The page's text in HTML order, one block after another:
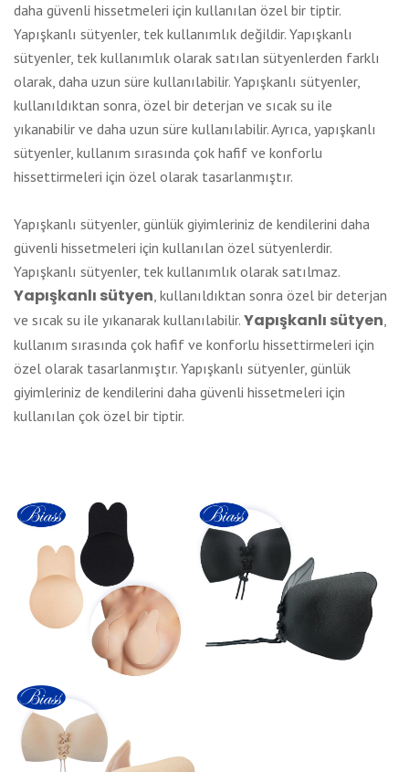
daha güvenli hissetmeleri için kullanılan özel bir tiptir.
Yapışkanlı sütyenler, tek kullanımlık değildir. Yapışkanlı
sütyenler, tek kullanımlık olarak satılan sütyenlerden farklı
olarak, daha uzun süre kullanılabilir. Yapışkanlı sütyenler,
kullanıldıktan sonra, özel bir deterjan ve sıcak su ile
yıkanabilir ve daha uzun süre kullanılabilir. Ayrıca, yapışkanlı
sütyenler, kullanım sırasında çok hafif ve konforlu
hissettirmeleri için özel olarak tasarlanmıştır.
Yapışkanlı sütyenler, günlük giyimleriniz de kendilerini daha
güvenli hissetmeleri için kullanılan özel sütyenlerdir.
Yapışkanlı sütyenler, tek kullanımlık olarak satılmaz.
Yapışkanlı sütyen, kullanıldıktan sonra özel bir deterjan
ve sıcak su ile yıkanarak kullanılabilir. Yapışkanlı sütyen,
kullanım sırasında çok hafif ve konforlu hissettirmeleri için
özel olarak tasarlanmıştır. Yapışkanlı sütyenler, günlük
giyimleriniz de kendilerini daha güvenli hissetmeleri için
kullanılan çok özel bir tiptir.